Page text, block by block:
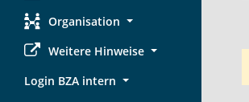
Organisation
Weitere Hinweise
Login BZA intern